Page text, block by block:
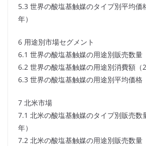
5.3 世界の酸塩基触媒のタイプ別平均価
年）
6 用途別市場セグメント
6.1 世界の酸塩基触媒の用途別販売数量
6.2 世界の酸塩基触媒の用途別消費額（
6.3 世界の酸塩基触媒の用途別平均価格
7 北米市場
7.1 北米の酸塩基触媒のタイプ別販売数
年）
7.2 北米の酸塩基触媒の用途別販売数量